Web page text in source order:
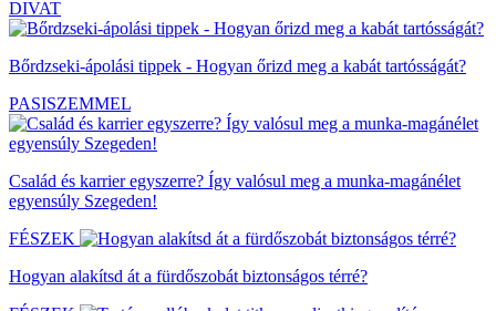
DIVAT
Bőrdzseki-ápolási tippek - Hogyan őrizd meg a kabát tartósságát?
PASISZEMMEL
Család és karrier egyszerre? Így valósul meg a munka-magánélet
egyensúly Szegeden!
FÉSZEK
Hogyan alakítsd át a fürdőszobát biztonságos térré?